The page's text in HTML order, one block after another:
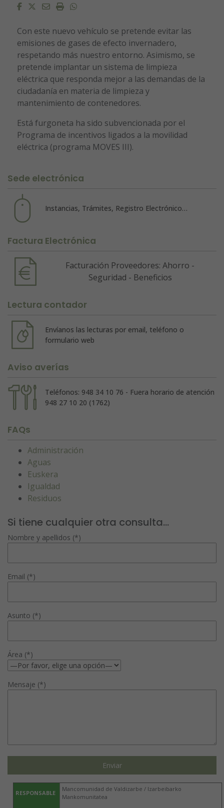
Facebook
Twitter
EmailImprimirWhatsapp
Con este nuevo vehículo se pretende evitar las
emisiones de gases de efecto invernadero,
respetando más nuestro entorno. Asimismo, se
pretende implantar un sistema de limpieza
eléctrica que responda mejor a las demandas de la
ciudadanía en materia de limpieza y
mantenimiento de contenedores.
Está furgoneta ha sido subvencionada por el
Programa de incentivos ligados a la movilidad
eléctrica (programa MOVES III).
Sede electrónica
Instancias, Trámites, Registro Electrónico…
Factura Electrónica
Facturación Proveedores: Ahorro -
Seguridad - Beneficios
Lectura contador
Envíanos las lecturas por email, teléfono o
formulario web
Aviso averías
Teléfonos: 948 34 10 76 - Fuera horario de atención
948 27 10 20 (1762)
FAQs
Administración
Aguas
Euskera
Igualdad
Residuos
Si tiene cualquier otra consulta...
Nombre y apellidos (*)
Email (*)
Asunto (*)
Área (*)
Mensaje (*)
RESPONSABLE
Mancomunidad de Valdizarbe / Izarbeibarko
Mankomunitatea